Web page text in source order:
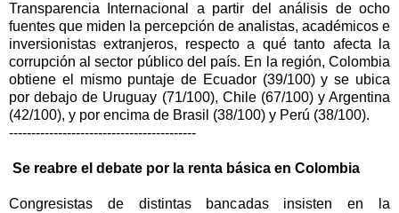
Transparencia Internacional a partir del análisis de ocho
fuentes que miden la percepción de analistas, académicos e
inversionistas extranjeros, respecto a qué tanto afecta la
corrupción al sector público del país. En la región, Colombia
obtiene el mismo puntaje de Ecuador (39/100) y se ubica
por debajo de Uruguay (71/100), Chile (67/100) y Argentina
(42/100), y por encima de Brasil (38/100) y Perú (38/100).
------------------------------------------
Se reabre el debate por la renta básica en Colombia
Congresistas de distintas bancadas insisten en la